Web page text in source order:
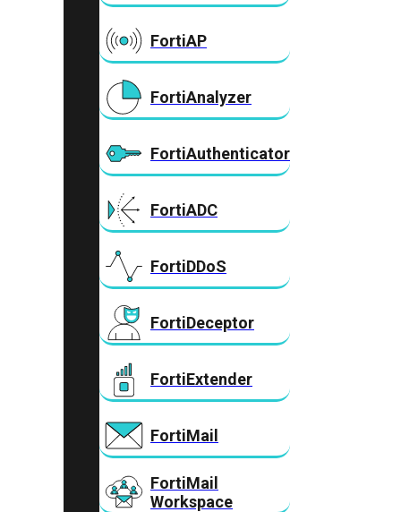
FortiAP
FortiAnalyzer
FortiAuthenticator
FortiADC
FortiDDoS
FortiDeceptor
FortiExtender
FortiMail
FortiMail
Workspace